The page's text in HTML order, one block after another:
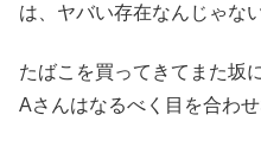
は、ヤバい存在なんじゃな
たばこを買ってきてまた坂
Aさんはなるべく目を合わせ